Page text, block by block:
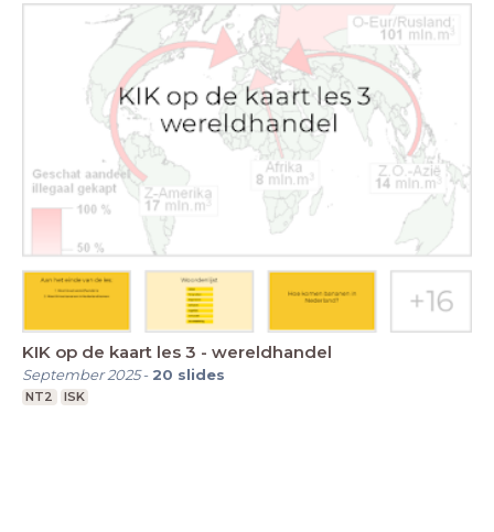
KIK op de kaart les 3 - wereldhandel
September 2025- 20 slides
NT2 ISK